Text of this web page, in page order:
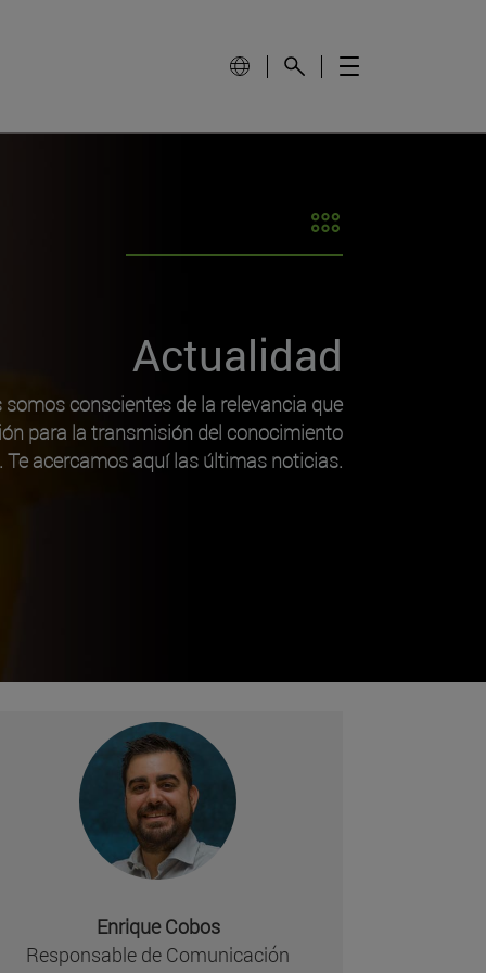
Actualidad
somos conscientes de la relevancia que
para la transmisión del conocimiento
Te acercamos aquí las últimas noticias.
Enrique Cobos
Responsable de Comunicación